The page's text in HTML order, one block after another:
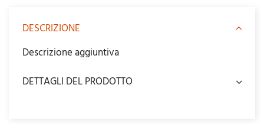
DESCRIZIONE
Descrizione aggiuntiva
DETTAGLI DEL PRODOTTO